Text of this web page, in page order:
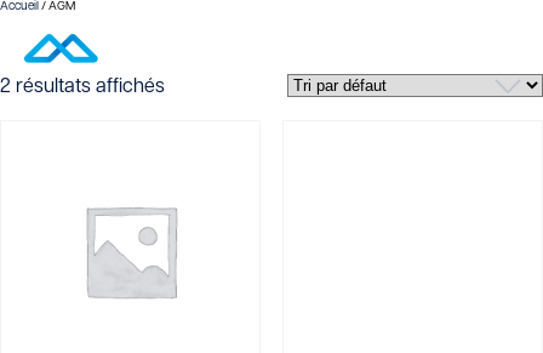
Accueil / AGM
AGM
2 résultats affichés